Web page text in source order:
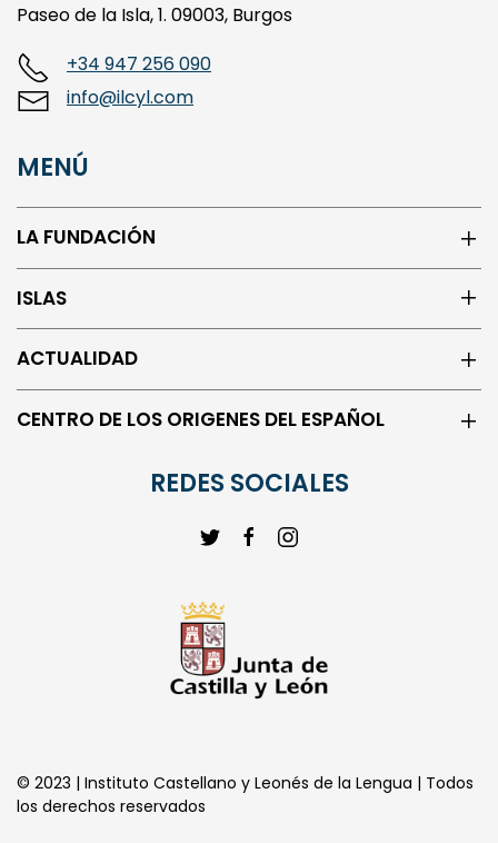
Paseo de la Isla, 1. 09003, Burgos
+34 947 256 090
info@ilcyl.com
MENÚ
LA FUNDACIÓN
ISLAS
ACTUALIDAD
CENTRO DE LOS ORIGENES DEL ESPAÑOL
REDES SOCIALES
© 2023 | Instituto Castellano y Leonés de la Lengua | Todos
los derechos reservados